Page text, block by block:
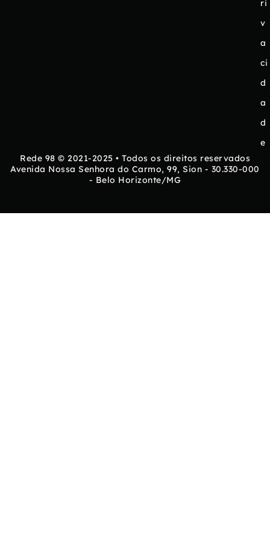
ri
v
a
ci
d
a
d
e
Rede 98 © 2021-2025 • Todos os direitos reservados
Avenida Nossa Senhora do Carmo, 99, Sion - 30.330-000
- Belo Horizonte/MG